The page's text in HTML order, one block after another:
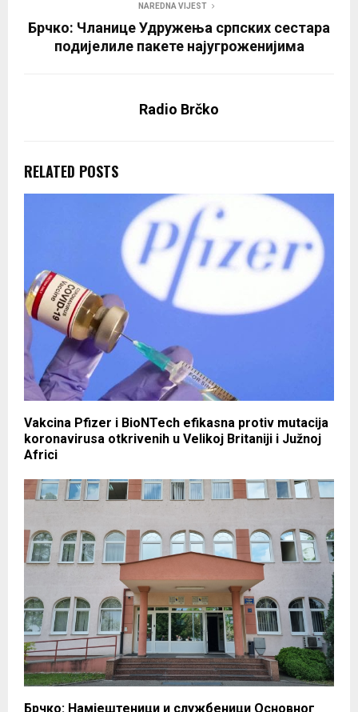
NAREDNA VIJEST
Брчко: Чланице Удружења српских сестара
подијелиле пакете најугроженијима
Radio Brčko
RELATED POSTS
Vakcina Pfizer i BioNTech efikasna protiv mutacija
koronavirusa otkrivenih u Velikoj Britaniji i Južnoj
Africi
Брчко: Намјештеници и службеници Основног